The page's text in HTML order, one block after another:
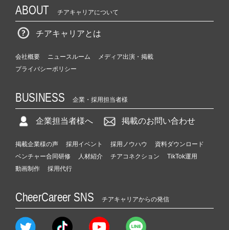
ABOUT チアキャリアについて
チアキャリアとは
会社概要 ニュースルーム
メディア出演・掲載
プライバシーポリシー
BUSINESS 企業・採用担当者様
企業担当者様へ 掲載のお問い合わせ
掲載企業様の声 採用イベント 採用ノウハウ
資料ダウンロード
ベンチャー合同研修
人材紹介 チアコネクション
TikTok運用
動画制作
採用代行
CheerCareer SNS チアキャリアからの発信